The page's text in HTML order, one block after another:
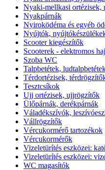
Nyaki-mellkasi ortézisek,
Nyakpárnák
Nyiroködéma és egyéb
Nyújtók,
Scooter kiegészítők
Scooterek - elektromos
Szoba WC
Talpbetétek,
Térdortézisek,
Tesztcsíkok
Ujj ortézisek, ujjrögzítők
Ülőpárnák, derékpárnák
Váladékszívók,
Vállrögzítők
Vércukormérő tartozékok
Vércukormérők
Vizeletürítés eszközei:
Vizeletürítés eszközei:
WC magasítók